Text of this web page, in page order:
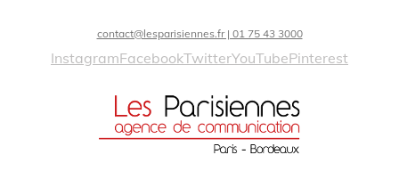
contact@lesparisiennes.fr | 01 75 43 3000
InstagramFacebookTwitterYouTubePinterest